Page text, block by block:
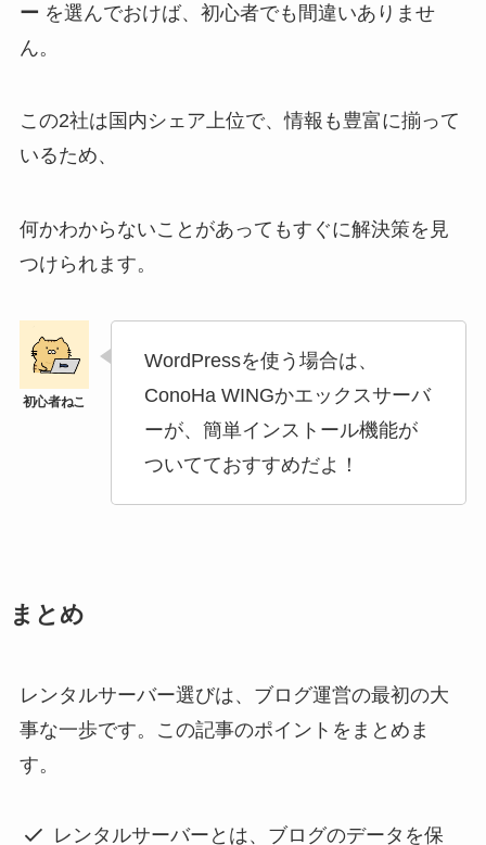
ー を選んでおけば、初心者でも間違いありませ
ん。
この2社は国内シェア上位で、情報も豊富に揃って
いるため、
何かわからないことがあってもすぐに解決策を見
つけられます。
WordPressを使う場合は、
ConoHa WINGかエックスサーバ
ーが、簡単インストール機能が
ついてておすすめだよ！
まとめ
レンタルサーバー選びは、ブログ運営の最初の大
事な一歩です。この記事のポイントをまとめま
す。
レンタルサーバーとは、ブログのデータを保